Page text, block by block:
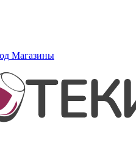
Магазины